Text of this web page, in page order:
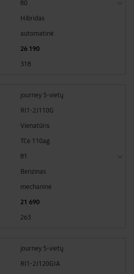
80
Hibridas
automatinė
26 190
318
journey 5-vietų
RI1-2J110G
Vienatūris
TCe 110ag
81
Benzinas
mechaninė
21 690
263
journey 5-vietų
RI1-2J120GIA